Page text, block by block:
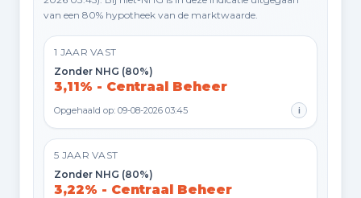
van een 80% hypotheek van de marktwaarde.
1 JAAR VAST
Zonder NHG (80%)
3,11% - Centraal Beheer
Opgehaald op: 09-08-2026 03:45 i
5 JAAR VAST
Zonder NHG (80%)
3,22% - Centraal Beheer